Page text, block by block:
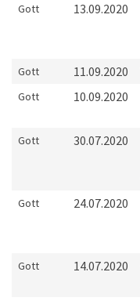
Gott 13.09.2020
Gott 11.09.2020
Gott 10.09.2020
Gott 30.07.2020
Gott 24.07.2020
Gott 14.07.2020